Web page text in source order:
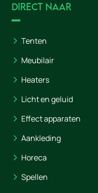
Direct naar
Tenten
Meubilair
Heaters
Licht en geluid
Effect apparaten
Aankleding
Horeca
Spellen